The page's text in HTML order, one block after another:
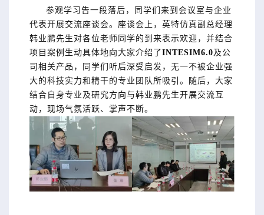
参观学习告一段落后，同学们来到会议室与企业
代表开展交流座谈会。座谈会上，英特仿真副总经理
韩业鹏先生对各位老师同学的到来表示欢迎，并结合
项目案例生动具体地向大家介绍了INTESIM6.0 及公
司相关产品，同学们听后深受启发，无一不被企业强
大的科技实力和精干的专业团队所吸引。随后，大家
结合自身专业及研究方向与韩业鹏先生开展交流互
动，现场气氛活跃、掌声不断。